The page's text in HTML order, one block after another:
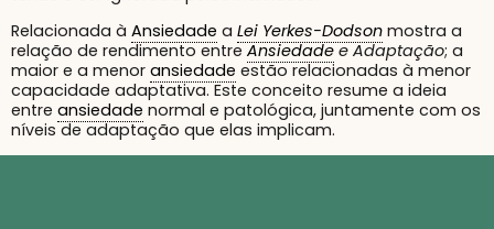
Relacionada à Ansiedade a Lei Yerkes-Dodson mostra a
relação de rendimento entreAnsiedadee Adaptação; a
maior e a menor ansiedade estão relacionadas à menor
capacidade adaptativa. Este conceito resume a ideia
entre ansiedade normal e patológica, juntamente com os
níveis de adaptação que elas implicam.